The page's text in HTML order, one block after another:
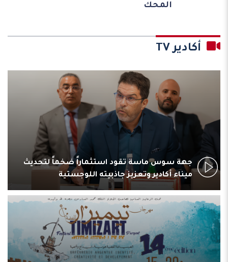
المحك
أكادير TV
جهة سوس ماسة تقود استثماراً ضخماً لتحديث
ميناء أكادير وتعزيز جاذبيته اللوجستية